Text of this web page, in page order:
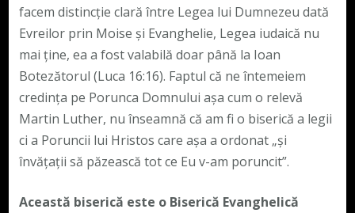
facem distincție clară între Legea lui Dumnezeu dată
Evreilor prin Moise și Evanghelie, Legea iudaică nu
mai ține, ea a fost valabilă doar până la Ioan
Botezătorul (Luca 16:16). Faptul că ne întemeiem
credința pe Porunca Domnului așa cum o relevă
Martin Luther, nu înseamnă că am fi o biserică a legii
ci a Poruncii lui Hristos care așa a ordonat „și
învățații să păzească tot ce Eu v-am poruncit”.
Această biserică este o Biserică Evanghelică